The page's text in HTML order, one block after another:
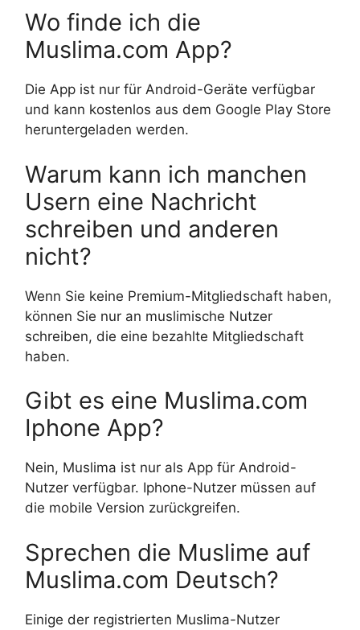
Wo finde ich die
Muslima.com App?
Die App ist nur für Android-Geräte verfügbar
und kann kostenlos aus dem Google Play Store
heruntergeladen werden.
Warum kann ich manchen
Usern eine Nachricht
schreiben und anderen
nicht?
Wenn Sie keine Premium-Mitgliedschaft haben,
können Sie nur an muslimische Nutzer
schreiben, die eine bezahlte Mitgliedschaft
haben.
Gibt es eine Muslima.com
Iphone App?
Nein, Muslima ist nur als App für Android-
Nutzer verfügbar. Iphone-Nutzer müssen auf
die mobile Version zurückgreifen.
Sprechen die Muslime auf
Muslima.com Deutsch?
Einige der registrierten Muslima-Nutzer